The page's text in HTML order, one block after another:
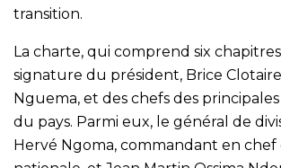
transition.
La charte, qui comprend six
signature du président, Brice
Nguema, et des chefs des
du pays. Parmi eux, le général de
Hervé Ngoma, commandant en chef